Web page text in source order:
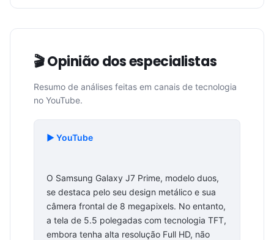
🎬 Opinião dos especialistas
Resumo de análises feitas em canais de tecnologia
no YouTube.
▶️ YouTube
O Samsung Galaxy J7 Prime, modelo duos,
se destaca pelo seu design metálico e sua
câmera frontal de 8 megapixels. No entanto,
a tela de 5.5 polegadas com tecnologia TFT,
embora tenha alta resolução Full HD, não